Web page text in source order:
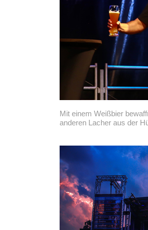
Mit einem Weißbier
anderen Lacher aus der